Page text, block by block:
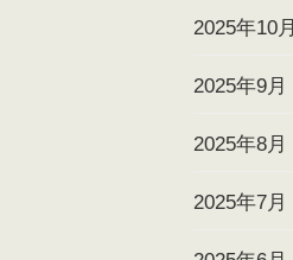
2025年10月
2025年9月
2025年8月
2025年7月